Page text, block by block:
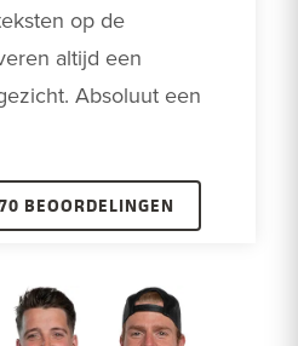
op de
altijd een
Absoluut een
BEOORDELINGEN